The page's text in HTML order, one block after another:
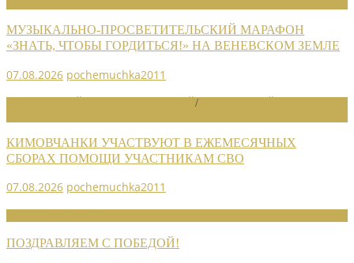
МУЗЫКАЛЬНО-ПРОСВЕТИТЕЛЬСКИЙ МАРАФОН
«ЗНАТЬ, ЧТОБЫ ГОРДИТЬСЯ!» НА ВЕНЕВСКОМ ЗЕМЛЕ
07.08.2026 pochemuchka2011
/
КИМОВЧАНКИ УЧАСТВУЮТ В ЕЖЕМЕСЯЧНЫХ
СБОРАХ ПОМОЩИ УЧАСТНИКАМ СВО
07.08.2026 pochemuchka2011
ПОЗДРАВЛЯЕМ С ПОБЕДОЙ!